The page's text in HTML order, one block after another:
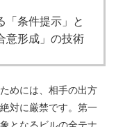
「条件提示」と
意形成」の技術
めには、相手の出方
対に厳禁です。第一
となるビルの全テナ